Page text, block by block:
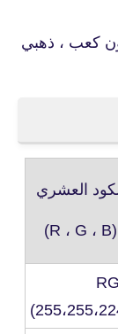
كعب ، ذهبي
العشري
(R ، G ، B)